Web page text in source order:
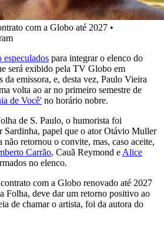
com a Globo até 2027 •
especulados para integrar o elenco do
será exibido pela TV Globo em
da emissora, e, desta vez, Paulo Vieira
volta ao ar no primeiro semestre de
de Você' no horário nobre.
de S. Paulo, o humorista foi
Sardinha, papel que o ator Otávio Muller
retornou o convite, mas, caso aceite,
Carrão, Cauã Reymond e Alice
no elenco.
com a Globo renovado até 2027
Folha, deve dar um retorno positivo ao
de chamar o artista, foi da autora do